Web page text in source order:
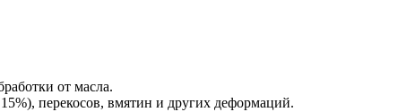
от масла.
перекосов, вмятин и других деформаций.